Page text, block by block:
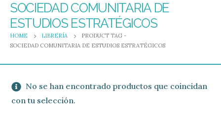
SOCIEDAD COMUNITARIA DE
ESTUDIOS ESTRATÉGICOS
HOME LIBRERÍA
PRODUCT TAG -
SOCIEDAD COMUNITARIA DE ESTUDIOS ESTRATÉGICOS
No se han encontrado productos que coincidan
con tu selección.